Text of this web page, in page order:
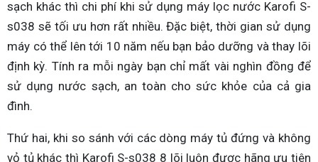
sạch khác thì chi phí khi sử dụng máy lọc nước Karofi S-
s038 sẽ tối ưu hơn rất nhiều. Đặc biệt, thời gian sử dụng
máy có thể lên tới 10 năm nếu bạn bảo dưỡng và thay lõi
định kỳ. Tính ra mỗi ngày bạn chỉ mất vài nghìn đồng để
sử dụng nước sạch, an toàn cho sức khỏe của cả gia
đình.
Thứ hai, khi so sánh với các dòng máy tủ đứng và không
vỏ tủ khác thì Karofi S-s038 8 lõi luôn được hãng ưu tiên